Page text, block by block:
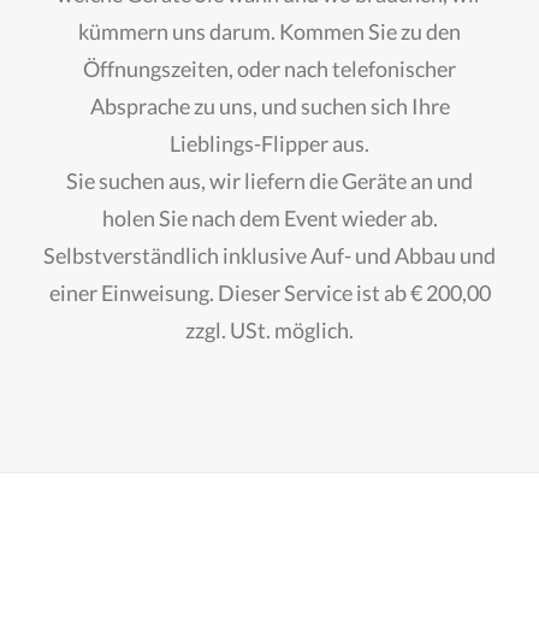
kümmern uns darum. Kommen Sie zu den
Öffnungszeiten, oder nach telefonischer
Absprache zu uns, und suchen sich Ihre
Lieblings-Flipper aus.
Sie suchen aus, wir liefern die Geräte an und
holen Sie nach dem Event wieder ab.
Selbstverständlich inklusive Auf- und Abbau und
einer Einweisung. Dieser Service ist ab € 200,00
zzgl. USt. möglich.